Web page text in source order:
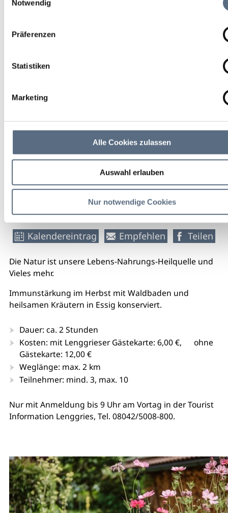
Notwendig
Präferenzen
Statistiken
Marketing
Alle Cookies zulassen
Auswahl erlauben
Nur notwendige Cookies
im Herbst mit Waldbaden
und heilsamen Kräutern
Führung/Besichtigung
Lenggries
Tourist Information Lenggries
weitere Veranstaltungsinfos
Kalendereintrag Empfehlen Teilen
Die Natur ist unsere Lebens-Nahrungs-Heilquelle und
Vieles mehr.
Immunstärkung im Herbst mit Waldbaden und
heilsamen Kräutern in Essig konserviert.
Dauer: ca. 2 Stunden
Kosten: mit Lenggrieser Gästekarte: 6,00 €, ohne
Gästekarte: 12,00 €
Weglänge: max. 2 km
Teilnehmer: mind. 3, max. 10
Nur mit Anmeldung bis 9 Uhr am Vortag in der Tourist
Information Lenggries, Tel. 08042/5008-800.